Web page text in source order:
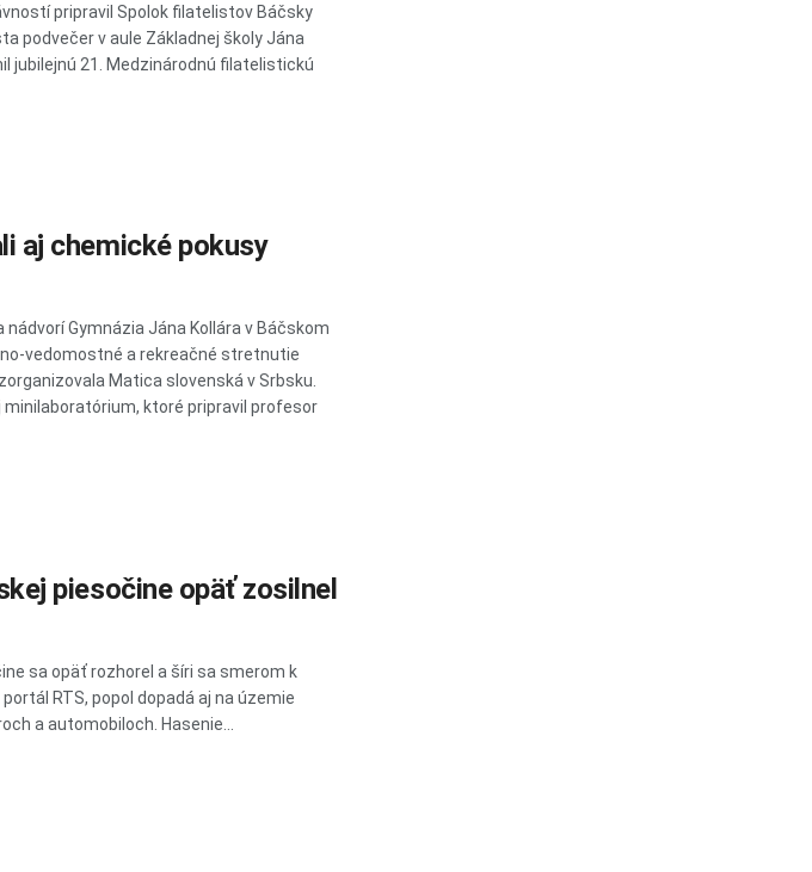
pripravil Spolok filatelistov Báčsky
podvečer v aule Základnej školy Jána
jubilejnú 21. Medzinárodnú filatelistickú
aj chemické pokusy
Gymnázia Jána Kollára v Báčskom
vedomostné a rekreačné stretnutie
Matica slovenská v Srbsku.
ktoré pripravil profesor
piesočine opäť zosilnel
sa opäť rozhorel a šíri sa smerom k
RTS, popol dopadá aj na územie
a automobiloch. Hasenie...